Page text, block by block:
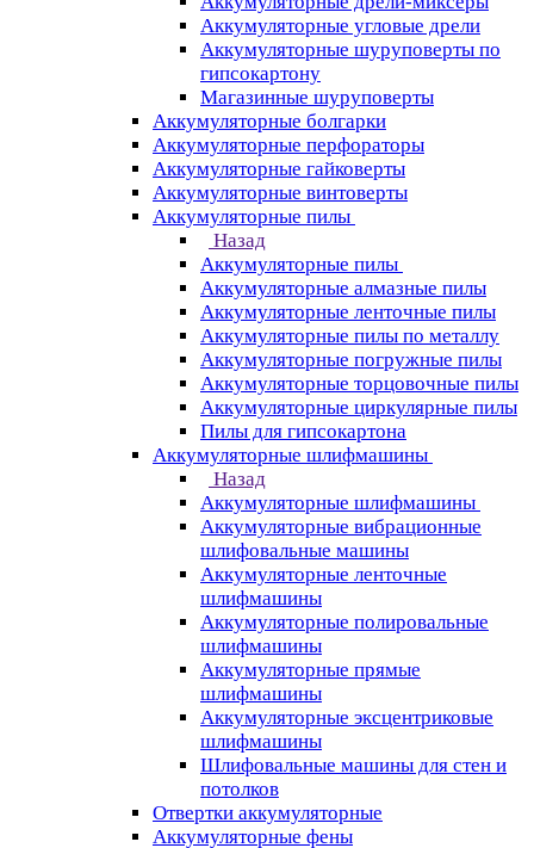
Аккумуляторные угловые дрели
Аккумуляторные шуруповерты по
гипсокартону
Магазинные шуруповерты
Аккумуляторные болгарки
Аккумуляторные перфораторы
Аккумуляторные гайковерты
Аккумуляторные винтоверты
Аккумуляторные пилы
Назад
Аккумуляторные пилы
Аккумуляторные алмазные пилы
Аккумуляторные ленточные пилы
Аккумуляторные пилы по металлу
Аккумуляторные погружные пилы
Аккумуляторные торцовочные пилы
Аккумуляторные циркулярные пилы
Пилы для гипсокартона
Аккумуляторные шлифмашины
Назад
Аккумуляторные шлифмашины
Аккумуляторные вибрационные
шлифовальные машины
Аккумуляторные ленточные
шлифмашины
Аккумуляторные полировальные
шлифмашины
Аккумуляторные прямые
шлифмашины
Аккумуляторные эксцентриковые
шлифмашины
Шлифовальные машины для стен и
потолков
Отвертки аккумуляторные
Аккумуляторные фены